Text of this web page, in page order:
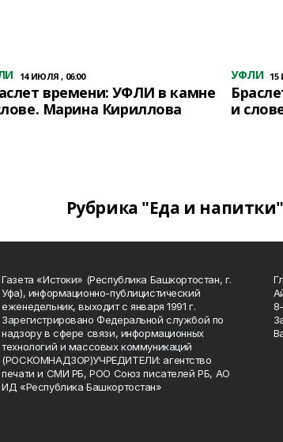
14 ИЮЛЯ , 06:00
времени: УФЛИ в камне
Марина Кириллова
УФЛИ 15
и
Рубрика "Еда и напитки"
Газета «Истоки» (Республика Башкортостан, г.
Уфа), информационно-публицистический
еженедельник, выходит с января 1991 г.
Зарегистрировано Федеральной службой по
надзору в сфере связи, информационных
технологий и массовых коммуникаций
(РОСКОМНАДЗОР)УЧРЕДИТЕЛИ: агентство
печати и СМИ РБ, РОО Союз писателей РБ, АО
ИД «Республика Башкортостан»